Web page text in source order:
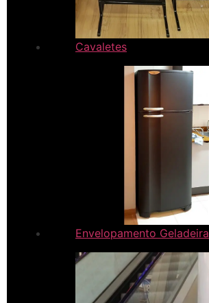
Cavaletes
Envelopamento Geladeira